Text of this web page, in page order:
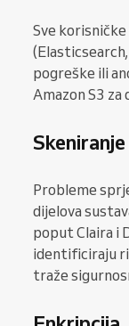
Sve
pogreške ili
Amazon S3
Probleme
dijelova
poput Claira i
identificiraju
traže